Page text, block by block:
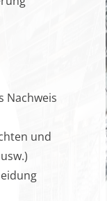
Nachweis
und